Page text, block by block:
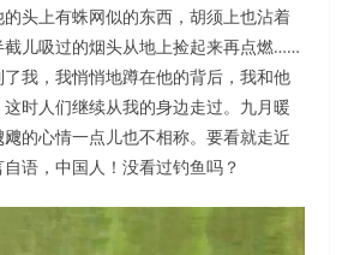
头上有蛛网似的东西，胡须上也沾着
儿吸过的烟头从地上捡起来再点燃……
我，我悄悄地蹲在他的背后，我和他
时人们继续从我的身边走过。九月暖
的心情一点儿也不相称。要看就走近
语，中国人！没看过钓鱼吗？